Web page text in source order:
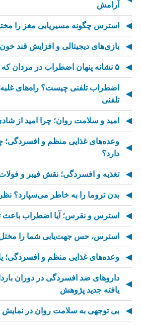
آرامش
استرس چگونه مسیریابی مغز را
بازی‌های دیجیتالی و افزایش قند خون
۵ نشانه پنهان اضطراب در مردان که کمتر شناخته شده‌اند
اضطراب تلفنی چیست؟ راه‌های
تلفنی
امید و سلامت روان؛ چرا امید از
وعده‌های غذایی منظم و افسردگی؛
دارد؟
تغذیه و افسردگی؛ نقش فیبر و
بدن تروما را به خاطر می‌سپارد؟
استرس و نقرس؛ آیا اضطراب
استرس، حس جهت‌یابی شما را
وعده‌های غذایی منظم و افسردگی؛
داروهای ضد افسردگی در دوران
یافته جدید پژوهش
بی توجهی به سلامت روان در نمایش